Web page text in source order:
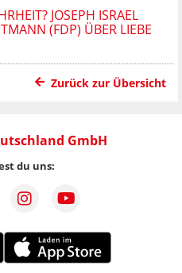
JOSEPH ISRAEL
(FDP) ÜBER LIEBE
Zurück zur Übersicht
GmbH
du uns: